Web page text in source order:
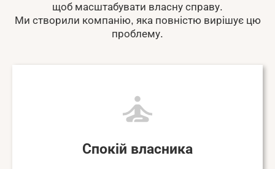
щоб масштабувати власну справу.
Ми створили компанію, яка повністю вирішує цю
проблему.
Спокій власника